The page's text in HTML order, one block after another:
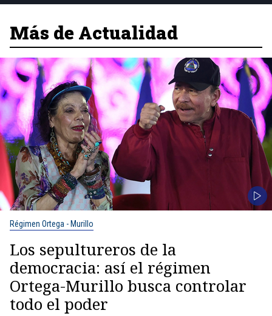
Más de Actualidad
Régimen Ortega - Murillo
Los sepultureros de la
democracia: así el régimen
Ortega-Murillo busca controlar
todo el poder